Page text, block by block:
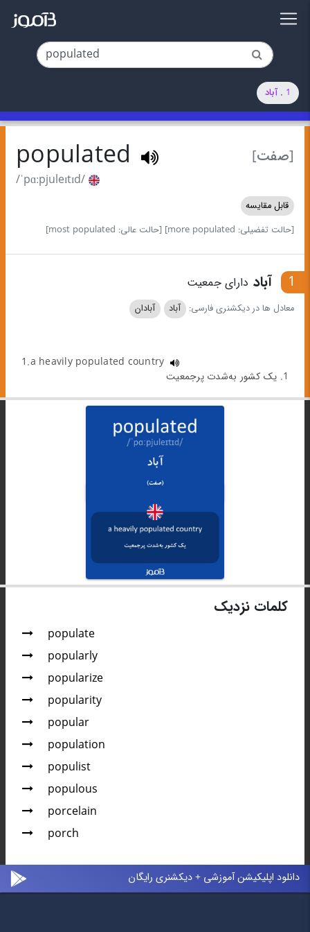
1 . آباد
[صفت] populated
/ˈpɑːpjuleɪtɪd/
قابل مقایسه
[حالت تفضیلی: more populated]
[حالت عالی: most populated]
1 آباد دارای جمعیت
معادل ها در دیکشنری فارسی: آباد آبادان
1.a heavily populated country
1. یک کشور به‌شدت پرجمعیت
کلمات نزدیک
populate
popularly
popularize
popularity
popular
population
populist
populous
porcelain
porch
دانلود اپلیکیشن آموزشی + دیکشنری رایگان